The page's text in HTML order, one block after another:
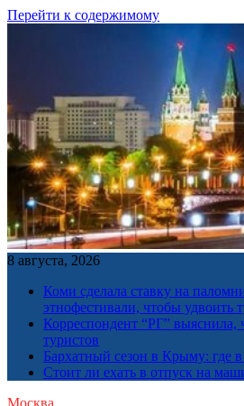
Перейти к содержимому
8 августа, 2026
Коми сделала ставку на
этнофестивали, чтобы удвоить
Корреспондент “РГ” выяснила,
туристов
Бархатный сезон в Крыму: где в
Стоит ли ехать в отпуск на
Москва